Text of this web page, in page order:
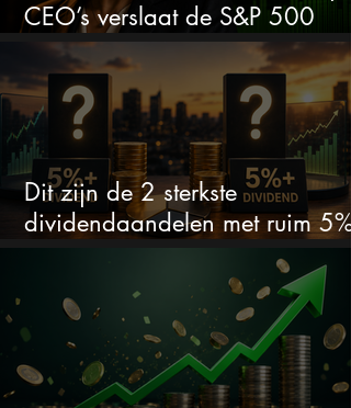
CEO’s verslaat de S&P 500
keihard
Dit zijn de 2 sterkste
dividendaandelen met ruim 5%